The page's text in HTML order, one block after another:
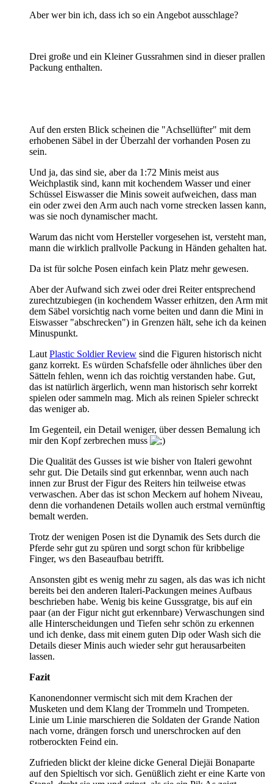
Aber wer bin ich, dass ich so ein Angebot ausschlage?
Drei große und ein Kleiner Gussrahmen sind in dieser prallen
Packung enthalten.
Auf den ersten Blick scheinen die "Achsellüfter" mit dem
erhobenen Säbel in der Überzahl der vorhanden Posen zu
sein.
Und ja, das sind sie, aber da 1:72 Minis meist aus
Weichplastik sind, kann mit kochendem Wasser und einer
Schüssel Eiswasser die Minis soweit aufweichen, dass man
ein oder zwei den Arm auch nach vorne strecken lassen kann,
was sie noch dynamischer macht.
Warum das nicht vom Hersteller vorgesehen ist, versteht man,
mann die wirklich prallvolle Packung in Händen gehalten hat.
Da ist für solche Posen einfach kein Platz mehr gewesen.
Aber der Aufwand sich zwei oder drei Reiter entsprechend
zurechtzubiegen (in kochendem Wasser erhitzen, den Arm mit
dem Säbel vorsichtig nach vorne beiten und dann die Mini in
Eiswasser "abschrecken") in Grenzen hält, sehe ich da keinen
Minuspunkt.
Laut Plastic Soldier Review sind die Figuren historisch nicht
ganz korrekt. Es würden Schafsfelle oder ähnliches über den
Sätteln fehlen, wenn ich das roichtig verstanden habe. Gut,
das ist natürlich ärgerlich, wenn man historisch sehr korrekt
spielen oder sammeln mag. Mich als reinen Spieler schreckt
das weniger ab.
Im Gegenteil, ein Detail weniger, über dessen Bemalung ich
mir den Kopf zerbrechen muss
Die Qualität des Gusses ist wie bisher von Italeri gewohnt
sehr gut. Die Details sind gut erkennbar, wenn auch nach
innen zur Brust der Figur des Reiters hin teilweise etwas
verwaschen. Aber das ist schon Meckern auf hohem Niveau,
denn die vorhandenen Details wollen auch erstmal vernünftig
bemalt werden.
Trotz der wenigen Posen ist die Dynamik des Sets durch die
Pferde sehr gut zu spüren und sorgt schon für kribbelige
Finger, ws den Baseaufbau betrifft.
Ansonsten gibt es wenig mehr zu sagen, als das was ich nicht
bereits bei den anderen Italeri-Packungen meines Aufbaus
beschrieben habe. Wenig bis keine Gussgratge, bis auf ein
paar (an der Figur nicht gut erkennbare) Verwaschungen sind
alle Hinterscheidungen und Tiefen sehr schön zu erkennen
und ich denke, dass mit einem guten Dip oder Wash sich die
Details dieser Minis auch wieder sehr gut herausarbeiten
lassen.
Fazit
Kanonendonner vermischt sich mit dem Krachen der
Musketen und dem Klang der Trommeln und Trompeten.
Linie um Linie marschieren die Soldaten der Grande Nation
nach vorne, drängen forsch und unerschrocken auf den
rotberockten Feind ein.
Zufrieden blickt der kleine dicke General Diejäi Bonaparte
auf den Spieltisch vor sich. Genüßlich zieht er eine Karte von